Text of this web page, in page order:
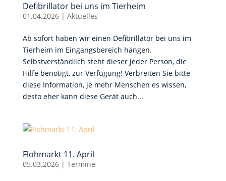
Defibrillator bei uns im Tierheim
01.04.2026| Aktuelles
Ab sofort haben wir einen Defibrillator bei uns im
Tierheim im Eingangsbereich hängen.
Selbstverständlich steht dieser jeder Person, die
Hilfe benötigt, zur Verfügung! Verbreiten Sie bitte
diese Information, je mehr Menschen es wissen,
desto eher kann diese Gerät auch...
Flohmarkt 11. April
05.03.2026| Termine